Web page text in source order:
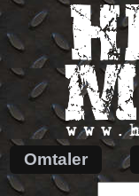
Omtaler